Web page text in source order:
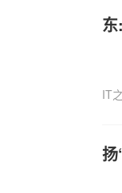
IT
扬